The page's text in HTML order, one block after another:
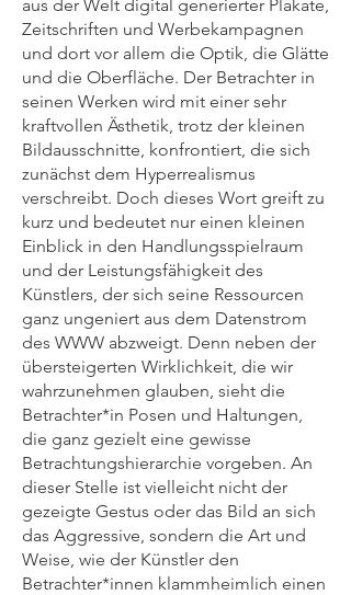
aus der Welt digital generierter Plakate,
Zeitschriften und Werbekampagnen
und dort vor allem die Optik, die Glätte
und die Oberfläche. Der Betrachter in
seinen Werken wird mit einer sehr
kraftvollen Ästhetik, trotz der kleinen
Bildausschnitte, konfrontiert, die sich
zunächst dem Hyperrealismus
verschreibt. Doch dieses Wort greift zu
kurz und bedeutet nur einen kleinen
Einblick in den Handlungsspielraum
und der Leistungsfähigkeit des
Künstlers, der sich seine Ressourcen
ganz ungeniert aus dem Datenstrom
des WWW abzweigt. Denn neben der
übersteigerten Wirklichkeit, die wir
wahrzunehmen glauben, sieht die
Betrachter*in Posen und Haltungen,
die ganz gezielt eine gewisse
Betrachtungshierarchie vorgeben. An
dieser Stelle ist vielleicht nicht der
gezeigte Gestus oder das Bild an sich
das Aggressive, sondern die Art und
Weise, wie der Künstler den
Betrachter*innen klammheimlich einen